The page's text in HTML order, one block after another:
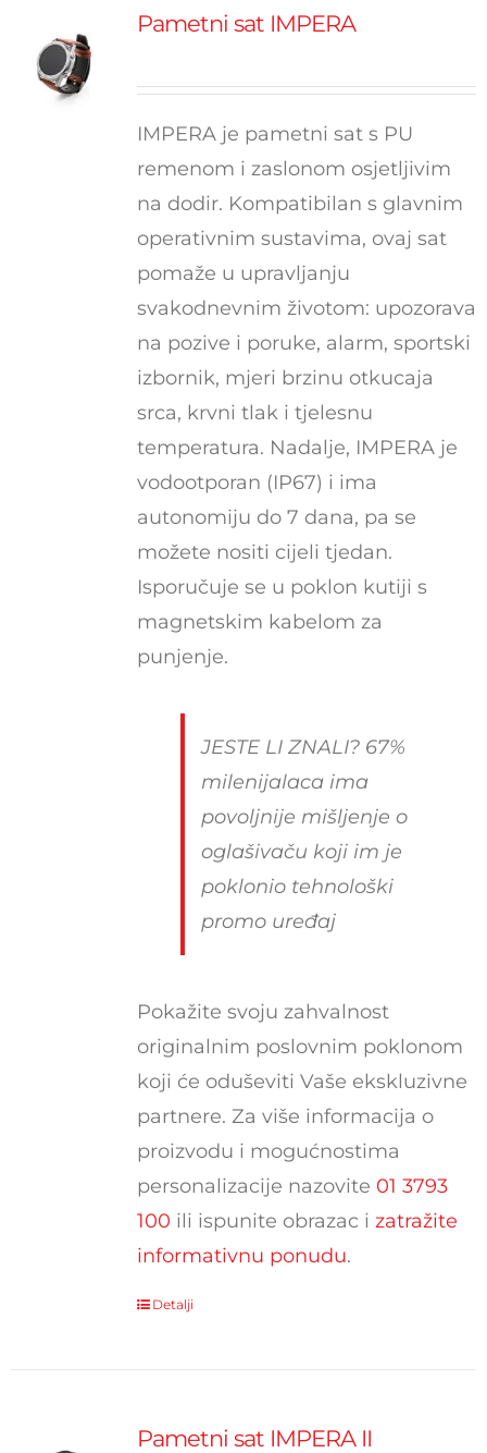
Pametni sat IMPERA
IMPERA je pametni sat s PU
remenom i zaslonom osjetljivim
na dodir. Kompatibilan s glavnim
operativnim sustavima, ovaj sat
pomaže u upravljanju
svakodnevnim životom: upozorava
na pozive i poruke, alarm, sportski
izbornik, mjeri brzinu otkucaja
srca, krvni tlak i tjelesnu
temperatura. Nadalje, IMPERA je
vodootporan (IP67) i ima
autonomiju do 7 dana, pa se
možete nositi cijeli tjedan.
Isporučuje se u poklon kutiji s
magnetskim kabelom za
punjenje.
JESTE LI ZNALI? 67%
milenijalaca ima
povoljnije mišljenje o
oglašivaču koji im je
poklonio tehnološki
promo uređaj
Pokažite svoju zahvalnost
originalnim poslovnim poklonom
koji će oduševiti Vaše ekskluzivne
partnere. Za više informacija o
proizvodu i mogućnostima
personalizacije nazovite 01 3793
100 ili ispunite obrazac i zatražite
informativnu ponudu.
Detalji
Pametni sat IMPERA II